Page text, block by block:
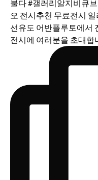
선유도 어반플루토에서
전시에 여러분을 초대합